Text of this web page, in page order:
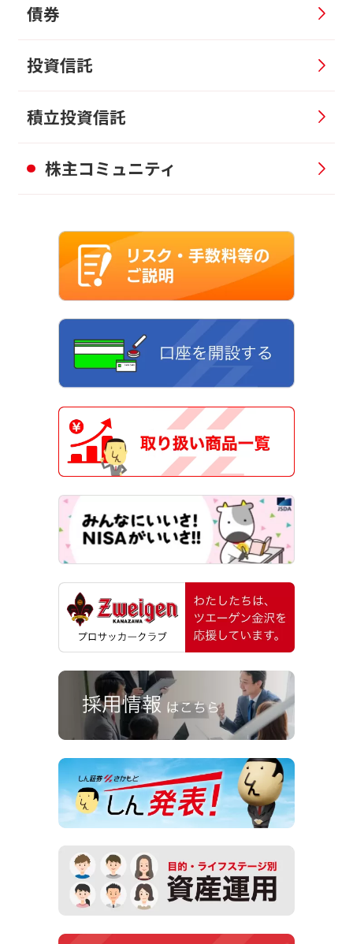
債券
投資信託
積立投資信託
株主コミュニティ